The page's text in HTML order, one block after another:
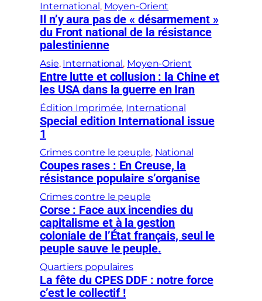
International , Moyen-Orient
Il n’y aura pas de « désarmement »
du Front national de la résistance
palestinienne
Asie, International , Moyen-Orient
Entre lutte et collusion : la Chine et
les USA dans la guerre en Iran
Édition Imprimée, International
Special edition International issue
1
Crimes contre le peuple, National
Coupes rases : En Creuse, la
résistance populaire s’organise
Crimes contre le peuple
Corse : Face aux incendies du
capitalisme et à la gestion
coloniale de l’État français, seul le
peuple sauve le peuple.
Quartiers populaires
La fête du CPES DDF : notre force
c’est le collectif !